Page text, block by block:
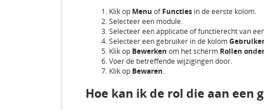
Klik op Menu ofFuncties in de eerste kolom.
Selecteer een module.
Selecteer een applicatie of functierecht van
Selecteer een gebruiker in de kolom
Klik op Bewerken om het scherm Rollen
Voer de betreffende wijzigingen door.
Klik op Bewaren.
Hoe kan ik de rol die aan